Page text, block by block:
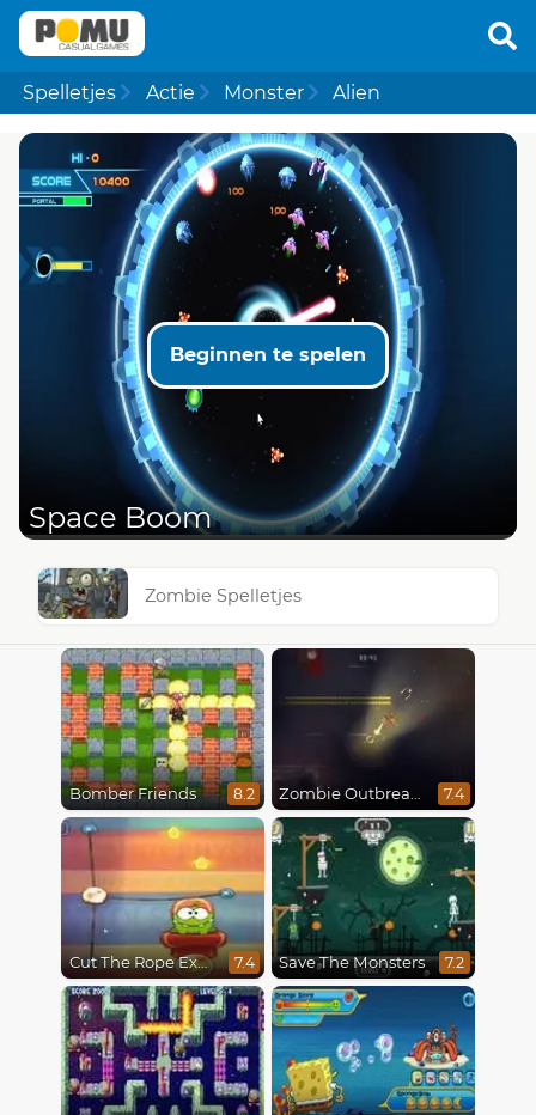
Spelletjes Actie Monster Alien
Beginnen te spelen
Space Boom
Zombie Spelletjes
Bomber Friends 8.2 Zombie Outbreak Arena 7.4
Cut The Rope Experiments 7.4 Save The Monsters 7.2